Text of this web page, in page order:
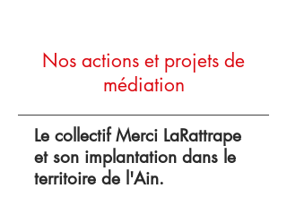
Nos actions et projets de
médiation
Le collectif Merci LaRattrape
et son implantation dans le
territoire de l'Ain.